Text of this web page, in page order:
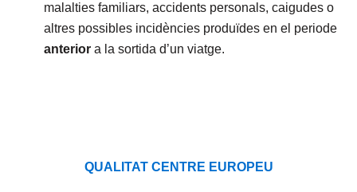
malalties familiars, accidents personals, caigudes o
altres possibles incidències produïdes en el periode
anterior a la sortida d’un viatge.
QUALITAT CENTRE EUROPEU